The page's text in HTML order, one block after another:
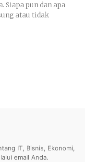
Siapa pun dan apa
atau tidak
IT, Bisnis, Ekonomi,
email Anda.